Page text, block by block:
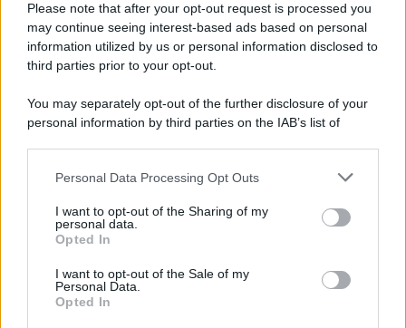
Please note that after your opt-out request is processed you
may continue seeing interest-based ads based on personal
information utilized by us or personal information disclosed to
third parties prior to your opt-out.
You may separately opt-out of the further disclosure of your
personal information by third parties on the IAB’s list of
This information may also be disclosed by us to third parties
disclose it to other third parties.
Please note that this website/app uses one or more Google
services and may gather and store information including but
not limited to your visit or usage behaviour. You may click to
grant or deny consent to Google and its third-party tags to
Personal Data Processing Opt Outs
I want to opt-out of the Sharing of my
personal data.
Opted In
I want to opt-out of the Sale of my
Personal Data.
Opted In
Se all'Europa rimanessero tre neuroni correrebbe a far pace
con la Russia
Il rubinetto di Rabat